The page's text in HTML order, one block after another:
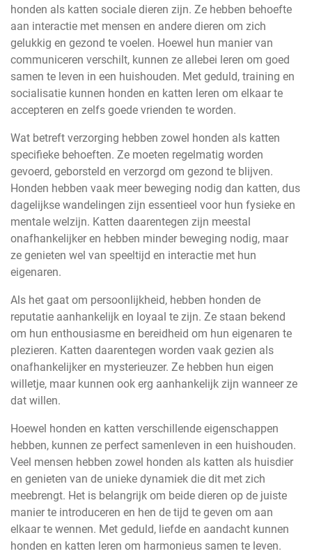
honden als katten sociale dieren zijn. Ze hebben behoefte
aan interactie met mensen en andere dieren om zich
gelukkig en gezond te voelen. Hoewel hun manier van
communiceren verschilt, kunnen ze allebei leren om goed
samen te leven in een huishouden. Met geduld, training en
socialisatie kunnen honden en katten leren om elkaar te
accepteren en zelfs goede vrienden te worden.
Wat betreft verzorging hebben zowel honden als katten
specifieke behoeften. Ze moeten regelmatig worden
gevoerd, geborsteld en verzorgd om gezond te blijven.
Honden hebben vaak meer beweging nodig dan katten, dus
dagelijkse wandelingen zijn essentieel voor hun fysieke en
mentale welzijn. Katten daarentegen zijn meestal
onafhankelijker en hebben minder beweging nodig, maar
ze genieten wel van speeltijd en interactie met hun
eigenaren.
Als het gaat om persoonlijkheid, hebben honden de
reputatie aanhankelijk en loyaal te zijn. Ze staan bekend
om hun enthousiasme en bereidheid om hun eigenaren te
plezieren. Katten daarentegen worden vaak gezien als
onafhankelijker en mysterieuzer. Ze hebben hun eigen
willetje, maar kunnen ook erg aanhankelijk zijn wanneer ze
dat willen.
Hoewel honden en katten verschillende eigenschappen
hebben, kunnen ze perfect samenleven in een huishouden.
Veel mensen hebben zowel honden als katten als huisdier
en genieten van de unieke dynamiek die dit met zich
meebrengt. Het is belangrijk om beide dieren op de juiste
manier te introduceren en hen de tijd te geven om aan
elkaar te wennen. Met geduld, liefde en aandacht kunnen
honden en katten leren om harmonieus samen te leven.